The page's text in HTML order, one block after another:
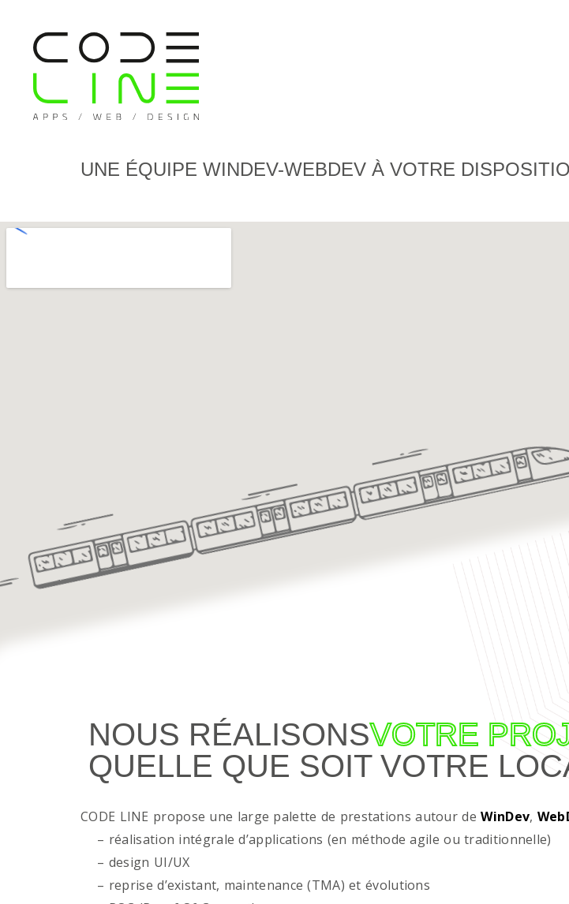
UNE ÉQUIPE WINDEV-WEBDEV À VOTRE
NOUS RÉALISONSVOTRE
QUELLE QUE SOIT VOTRE
CODE LINE propose une large palette de prestations autour deWinDev,
– réalisation intégrale d’applications (en méthode agile ou traditionnelle)
– design UI/UX
– reprise d’existant, maintenance (TMA) et évolutions